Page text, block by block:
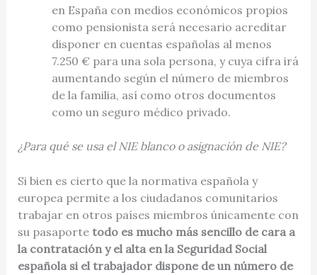
en España con medios económicos propios
como pensionista será necesario acreditar
disponer en cuentas españolas al menos
7.250 € para una sola persona, y cuya cifra irá
aumentando según el número de miembros
de la familia, así como otros documentos
como un seguro médico privado.
¿Para qué se usa el NIE blanco o asignación de NIE?
Si bien es cierto que la normativa española y
europea permite a los ciudadanos comunitarios
trabajar en otros países miembros únicamente con
su pasaporte todo es mucho más sencillo de cara a
la contratación y el alta en la Seguridad Social
española si el trabajador dispone de un número de